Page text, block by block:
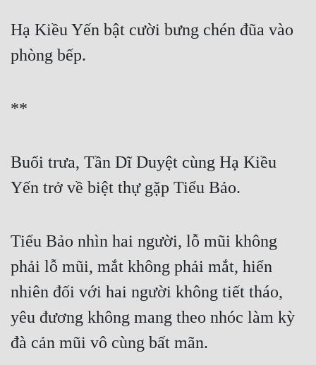
Hạ Kiều Yến bật cười bưng chén đũa vào
phòng bếp.
**
Buổi trưa, Tần Dĩ Duyệt cùng Hạ Kiều
Yến trở về biệt thự gặp Tiểu Bảo.
Tiểu Bảo nhìn hai người, lỗ mũi không
phải lỗ mũi, mắt không phải mắt, hiển
nhiên đối với hai người không tiết tháo,
yêu đương không mang theo nhóc làm kỳ
đà cản mũi vô cùng bất mãn.